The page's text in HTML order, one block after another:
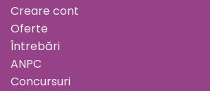
Creare cont
Oferte
Întrebări
ANPC
Concursuri